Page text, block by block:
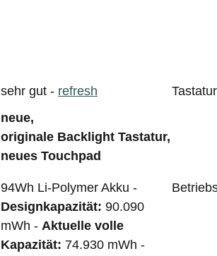
sehr gut - refresh
neue,
originale Backlight Tastatur,
neues Touchpad
94Wh Li-Polymer Akku -
Designkapazität: 90.090
mWh - Aktuelle volle
Kapazität: 74.930 mWh -